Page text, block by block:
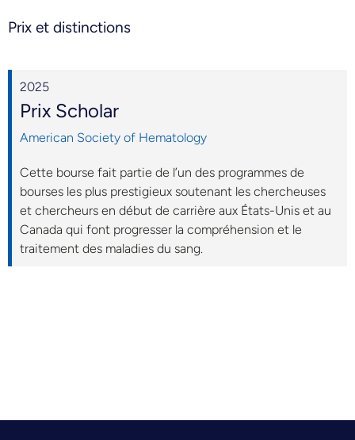
Prix et distinctions
2025
Prix Scholar
American Society of Hematology
Cette bourse fait partie de l’un des programmes de
bourses les plus prestigieux soutenant les chercheuses
et chercheurs en début de carrière aux États-Unis et au
Canada qui font progresser la compréhension et le
traitement des maladies du sang.